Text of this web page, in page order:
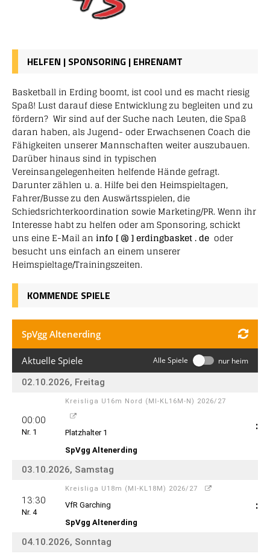
HELFEN | SPONSORING | EHRENAMT
Basketball in Erding boomt, ist cool und es macht riesig
Spaß! Lust darauf diese Entwicklung zu begleiten und zu
fördern? Wir sind auf der Suche nach Leuten, die Spaß
daran haben, als Jugend- oder Erwachsenen Coach die
Fähigkeiten unserer Mannschaften weiter auszubauen.
Darüber hinaus sind in typischen
Vereinsangelegenheiten helfende Hände gefragt.
Darunter zählen u. a. Hilfe bei den Heimspieltagen,
Fahrer/Busse zu den Auswärtsspielen, die
Schiedsrichterkoordination sowie Marketing/PR. Wenn ihr
Interesse habt zu helfen oder am Sponsoring, schickt
uns eine E-Mail an info [ @ ] erdingbasket . de oder
besucht uns einfach an einem unserer
Heimspieltage/Trainingszeiten.
KOMMENDE SPIELE